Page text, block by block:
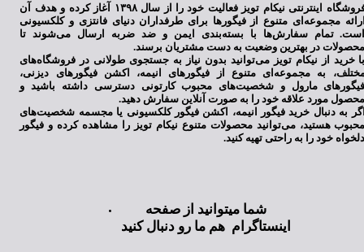
فروشگاه اینترنتی نیکام تویز فعالیت خود را از سال ۱۳۹۸ آغاز کرده و هدف آن
مجموعه‌ای متنوع از فیگورها برای طرفداران دنیای فانتزی و کلکسیونی
تمام سفارش‌ها با بسته‌بندی ایمن و ضد ضربه ارسال می‌شوند تا
در بهترین وضعیت به دست مشتریان برسند.
خرید از نیکام تویز می‌توانید بدون نیاز به جستجوی طولانی در فروشگاه‌های
به مجموعه‌ای متنوع از فیگورهای انیمه، اکشن فیگورهای دیزنی،
مارول و شخصیت‌های محبوب کارتونی دسترسی داشته باشید و
مورد علاقه خود را به صورت آنلاین سفارش دهید.
به دنبال خرید فیگور انیمه، اکشن فیگور کلکسیونی یا مجسمه شخصیت‌های
هستید، می‌توانید محصولات متنوع نیکام تویز را مشاهده کرده و فیگور
خود را به راحتی تهیه کنید.
شما میتوانید از صفحه
اینستاگرام هم ما رو دنبال کنید